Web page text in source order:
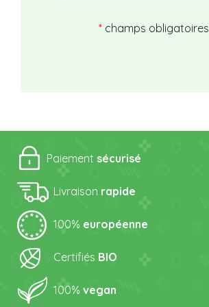
* champs obligatoires
Paiement sécurisé
Livraison rapide
100% européenne
Certifiés BIO
100% vegan